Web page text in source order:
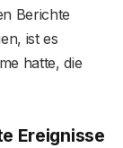
Berichte
ist es
hatte, die
Ereignisse